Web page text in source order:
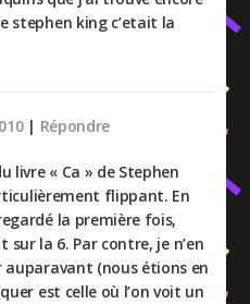
stephen king c’etait la
| Répondre
« Ca » de Stephen
flippant. En
la première fois,
sur la 6. Par contre, je n’en
(nous étions en
est celle où l’on voit un